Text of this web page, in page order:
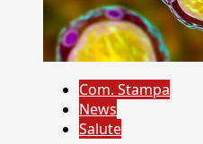
Com. Stampa
News
Salute